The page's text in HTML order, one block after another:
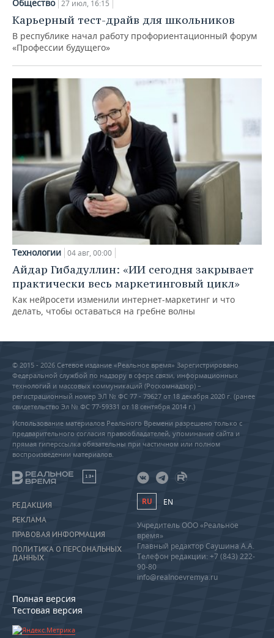
Общество 27 июл, 16:15
Карьерный тест-драйв для школьников
В республике начал работу профориентационный форум
«Профессии будущего»
Технологии 04 авг, 00:00
Айдар Гибадуллин: «ИИ сегодня закрывает
практически весь маркетинговый цикл»
Как нейросети изменили интернет-маркетинг и что
делать, чтобы оставаться на гребне волны
© 2015 - 2026 Сетевое издание «Реальное время» Зарегистрировано
Федеральной службой по надзору в сфере связи, информационных
технологий и массовых коммуникаций (Роскомнадзор) –
регистрационный номер ЭЛ № ФС 77 - 79627 от 18 декабря 2020 г. (ранее
свидетельство Эл № ФС 77-59331 от 18 сентября 2014 г.)
Использование материалов Реального Времени разрешено только с
предварительного согласия правообладателей, упоминание сайта и
прямая гиперссылка обязательны при частичном или полном
воспроизведении материалов.
18+
РЕДАКЦИЯ
РЕКЛАМА
ПРАВОВАЯ ИНФОРМАЦИЯ
ПОЛИТИКА О ПЕРСОНАЛЬНЫХ
ДАННЫХ
Полная версия
Тестовая версия
RU EN
Учредитель ООО «Реальное
время»
Главный редактор Саушина А.А.
Телефон редакции: +7 (843) 222-
90-80
info@realnoevremya.ru